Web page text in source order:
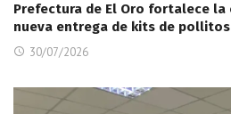
Prefectura de El Oro fortalece la
nueva entrega de kits de pollitos
30/07/2026